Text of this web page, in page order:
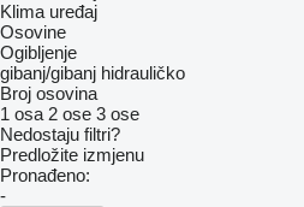
Klima uređaj
Osovine
Ogibljenje
gibanj/gibanj hidrauličko
Broj osovina
1 osa 2 ose 3 ose
Nedostaju filtri?
Predložite izmjenu
Pronađeno:
-